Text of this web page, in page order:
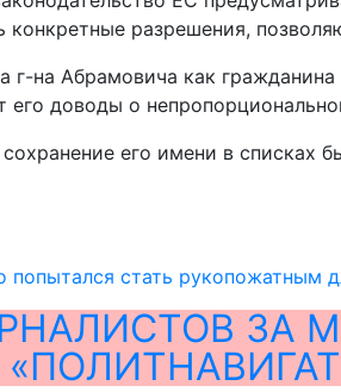
конкретные разрешения,
г-на Абрамовича как
доводы о
его имени в списках
попытался стать рукопожатным
ЗА